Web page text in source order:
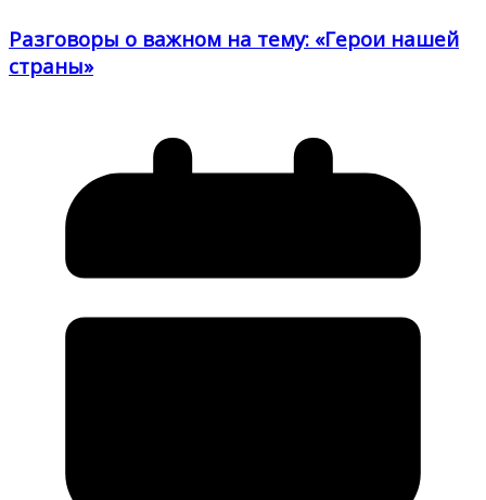
Разговоры о важном на тему: «Герои нашей
страны»